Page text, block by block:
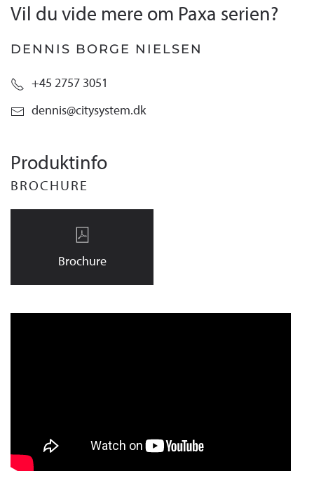
Vil du vide mere om Paxa serien?
DENNIS BORGE NIELSEN
+45 2757 3051
dennis@citysystem.dk
Produktinfo
BROCHURE
Brochure